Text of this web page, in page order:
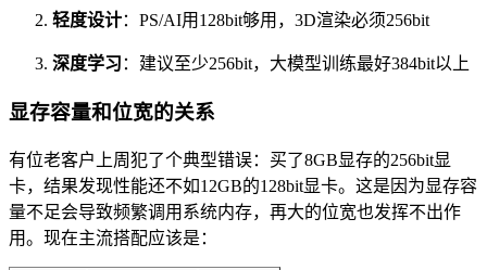
轻度设计：PS/AI用128bit够用，3D渲染必须256bit
深度学习 ：建议至少256bit，大模型训练最好384bit以上
显存容量和位宽的关系
有位老客户上周犯了个典型错误：买了8GB显存的256bit显
卡，结果发现性能还不如12GB的128bit显卡。这是因为显存容
量不足会导致频繁调用系统内存，再大的位宽也发挥不出作
用。现在主流搭配应该是：